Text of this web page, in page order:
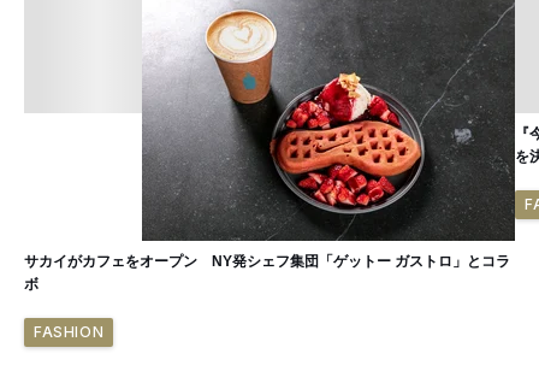
サカイがカフェをオープン NY発シェフ集団「ゲットー ガストロ」とコラ
ボ
FASHION
を